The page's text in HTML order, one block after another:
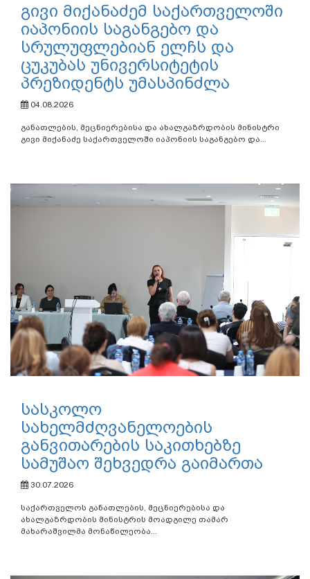
გივი მიქანაძემ საქართველოში
იაპონიის საგანგებო და
სრულუფლებიან ელჩს და
ცუკუბას უნივერსიტეტის
პრეზიდენტს უმასპინძლა
04.08.2026
განათლების, მეცნიერებისა და ახალგაზრდობის მინისტრი
გივი მიქანაძე საქართველოში იაპონიის საგანგებო და...
სასკოლო
სახელმძღვანელოების
განვითარების საკითხებზე
სამუშაო შეხვედრა გაიმართა
30.07.2026
საქართველოს განათლების, მეცნიერებისა და
ახალგაზრდობის მინისტრის მოადგილე თამარ
მახარაშვილმა მონაწილეობა...